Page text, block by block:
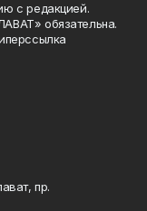
с редакцией.
обязательна.
пр.